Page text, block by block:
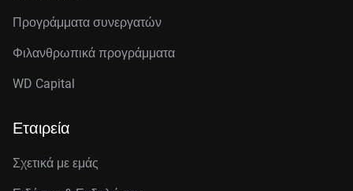
Προγράμματα συνεργατών
Φιλανθρωπικά προγράμματα
WD Capital
Εταιρεία
Σχετικά με εμάς